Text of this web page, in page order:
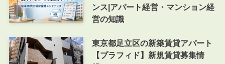
ンス|アパート経営・マンション経
営の知識
東京都足立区の新築賃貸アパート
【プラフィド】新規賃貸募集情